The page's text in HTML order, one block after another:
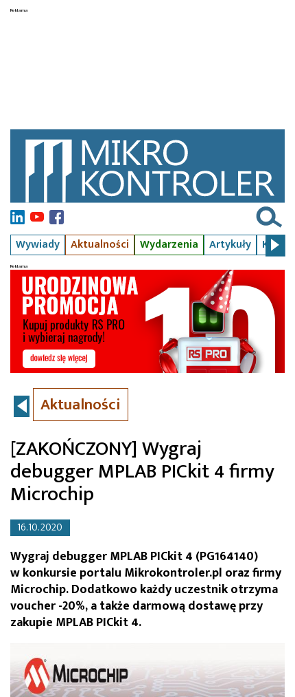
Wywiady Aktualności Wydarzenia Artykuły Kursy
Aktualności
[ZAKOŃCZONY] Wygraj
debugger MPLAB PICkit 4 firmy
Microchip
16.10.2020
Wygraj debugger MPLAB PICkit 4 (PG164140)
w konkursie portalu Mikrokontroler.pl oraz firmy
Microchip. Dodatkowo każdy uczestnik otrzyma
voucher -20%, a także darmową dostawę przy
zakupie MPLAB PICkit 4.